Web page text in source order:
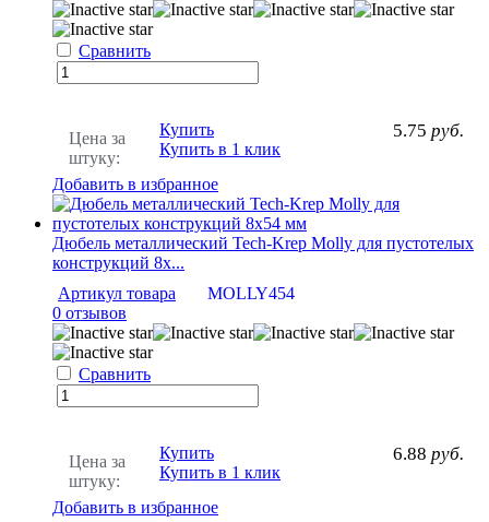
Сравнить
Цена за
штуку:
5.75 руб.
Купить
Купить в 1 клик
Добавить в избранное
Дюбель металлический Tech-Krep Molly для пустотелых
конструкций 8х...
Артикул товара
MOLLY454
0 отзывов
Сравнить
Цена за
штуку:
6.88 руб.
Купить
Купить в 1 клик
Добавить в избранное